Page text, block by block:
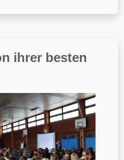
ihrer besten